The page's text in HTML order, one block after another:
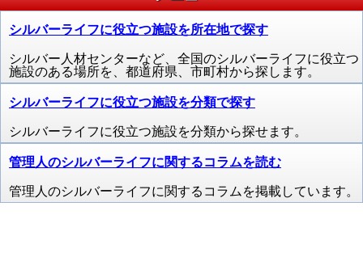
シルバーライフに役立つ施設を所在地で探す
シルバー人材センターなど、全国のシルバーライフに役立つ
施設のある場所を、都道府県、市町村から探します。
シルバーライフに役立つ施設を分類で探す
シルバーライフに役立つ施設を分類から探せます。
管理人のシルバーライフに関するコラムを読む
管理人のシルバーライフに関するコラムを掲載しています。